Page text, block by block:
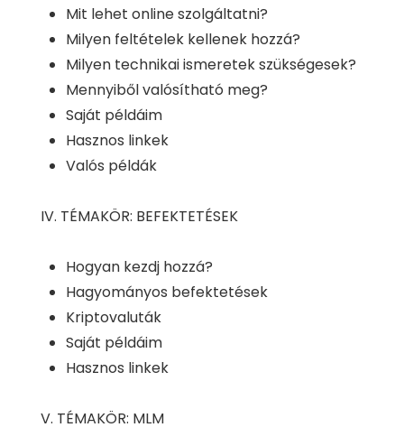
Mit lehet online szolgáltatni?
Milyen feltételek kellenek hozzá?
Milyen technikai ismeretek szükségesek?
Mennyiből valósítható meg?
Saját példáim
Hasznos linkek
Valós példák
IV. TÉMAKÖR: BEFEKTETÉSEK
Hogyan kezdj hozzá?
Hagyományos befektetések
Kriptovaluták
Saját példáim
Hasznos linkek
V. TÉMAKÖR: MLM